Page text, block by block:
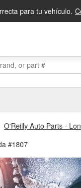
para tu vehículo.
O'Reilly Auto Parts -
#1807